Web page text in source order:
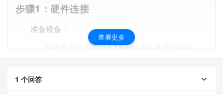
步骤1：硬件连接
准备设备 ：
确保您有一根支持2.5Gbps传输速率的网线
如带2.5G网口的NAS设备或其他网络设备）。
查看更多
1 个回答